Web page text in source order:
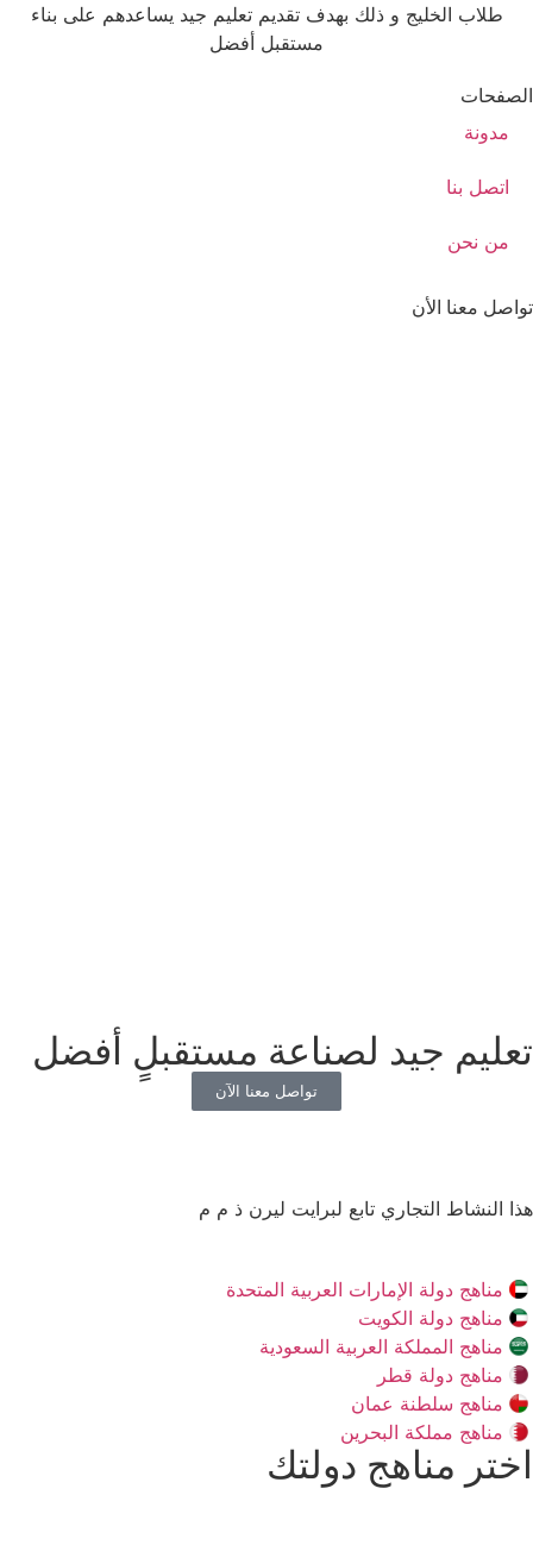
طلاب الخليج و ذلك بهدف تقديم تعليم جيد يساعدهم على بناء
مستقبل أفضل
الصفحات
مدونة
اتصل بنا
من نحن
تواصل معنا الأن
تعليم جيد لصناعة مستقبلٍ أفضل
تواصل معنا الآن
هذا النشاط التجاري تابع لبرايت ليرن ذ م م
مناهج دولة الإمارات العربية المتحدة
مناهج دولة الكويت
مناهج المملكة العربية السعودية
مناهج دولة قطر
مناهج سلطنة عمان
مناهج مملكة البحرين
اختر مناهج دولتك